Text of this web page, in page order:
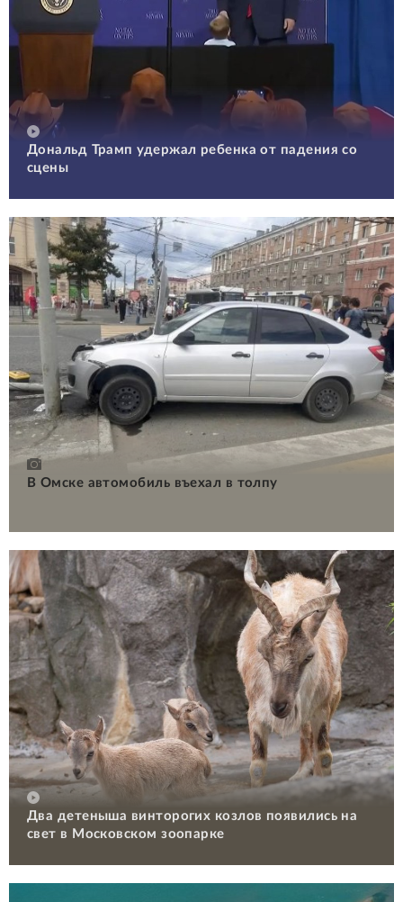
Дональд Трамп удержал ребенка от падения со
сцены
В Омске автомобиль въехал в толпу
Два детеныша винторогих козлов появились на
свет в Московском зоопарке